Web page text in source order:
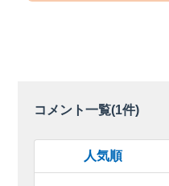
コメント一覧(1件)
人気順